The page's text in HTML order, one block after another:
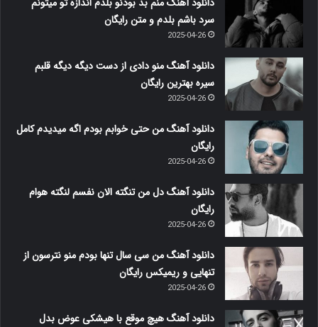
سرد باشم بلدم و متن رایگان
2025-04-26
دانلود آهنگ منو دادی از دست دیگه دیگه قلبم
سیره بهترین رایگان
2025-04-26
دانلود آهنگ من حتی خوابم بودم اگه میدیدم کامل
رایگان
2025-04-26
دانلود آهنگ دل من تنگته الان نفسم لنگته هوام
رایگان
2025-04-26
دانلود آهنگ من سی سال تنها بودم منو نترسون از
تنهایی و ریمیکس رایگان
2025-04-26
دانلود آهنگ هیچ موقع با هیشکی عوض بدل